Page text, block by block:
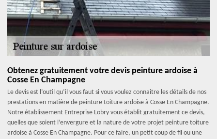
Obtenez gratuitement votre devis peinture ardoise à
Cosse En Champagne
Le devis est l’outil qu’il vous faut si vous voulez connaitre les détails de nos
prestations en matière de peinture toiture ardoise à Cosse En Champagne.
Notre établissement Entreprise Lobry vous établit gratuitement ce devis,
quelles que soient l’envergure et la nature de votre projet peinture toiture
ardoise à Cosse En Champagne. Pour ce faire, un petit coup de fil ou une